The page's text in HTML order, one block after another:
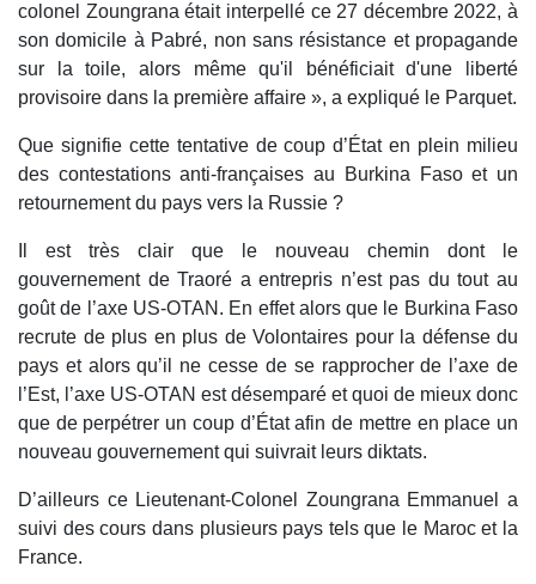
colonel Zoungrana était interpellé ce 27 décembre 2022, à
son domicile à Pabré, non sans résistance et propagande
sur la toile, alors même qu'il bénéficiait d'une liberté
provisoire dans la première affaire », a expliqué le Parquet.
Que signifie cette tentative de coup d’État en plein milieu
des contestations anti-françaises au Burkina Faso et un
retournement du pays vers la Russie ?
Il est très clair que le nouveau chemin dont le
gouvernement de Traoré a entrepris n’est pas du tout au
goût de l’axe US-OTAN. En effet alors que le Burkina Faso
recrute de plus en plus de Volontaires pour la défense du
pays et alors qu’il ne cesse de se rapprocher de l’axe de
l’Est, l’axe US-OTAN est désemparé et quoi de mieux donc
que de perpétrer un coup d’État afin de mettre en place un
nouveau gouvernement qui suivrait leurs diktats.
D’ailleurs ce Lieutenant-Colonel Zoungrana Emmanuel a
suivi des cours dans plusieurs pays tels que le Maroc et la
France.